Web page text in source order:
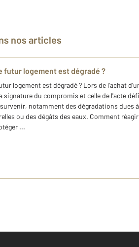
nos articles
futur logement est dégradé ?
logement est dégradé ? Lors de l'achat
signature du compromis et celle de l'acte
notamment des dégradations dues
ou des dégâts des eaux. Comment réagir
...